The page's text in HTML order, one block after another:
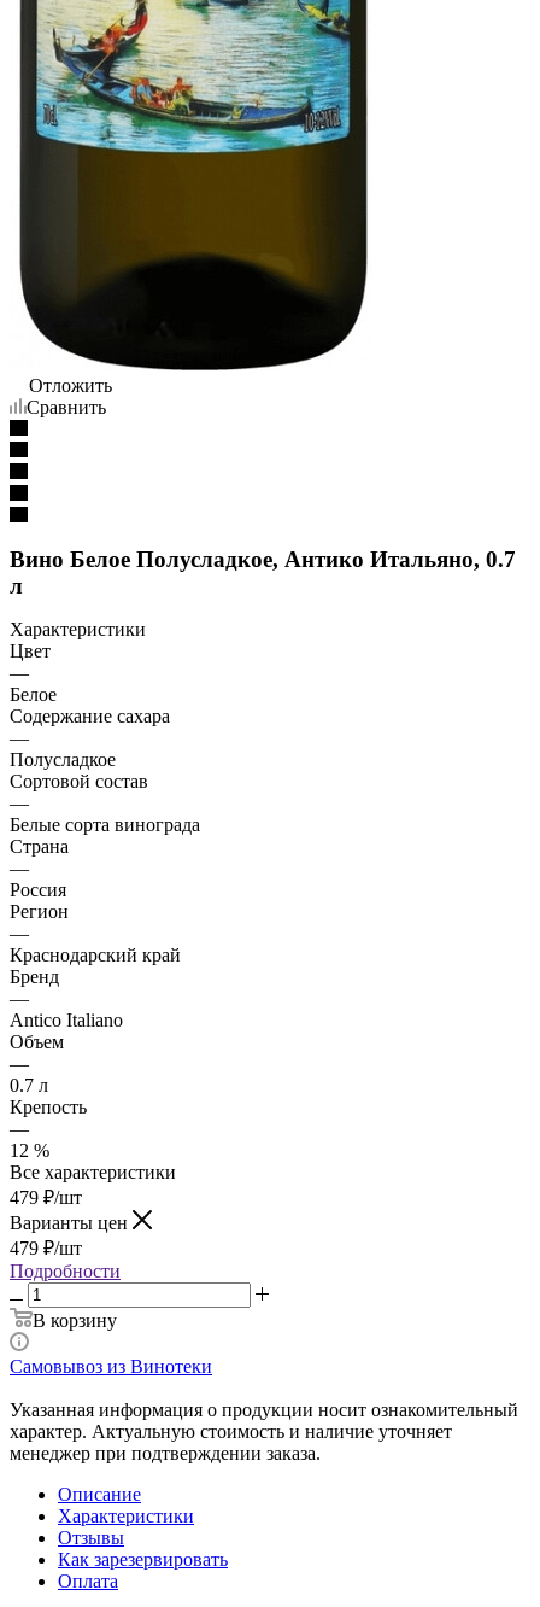
Отложить
Сравнить
Вино Белое Полусладкое, Антико Итальяно, 0.7
л
Характеристики
Цвет
—
Белое
Содержание сахара
—
Полусладкое
Сортовой состав
—
Белые сорта винограда
Страна
—
Россия
Регион
—
Краснодарский край
Бренд
—
Antico Italiano
Объем
—
0.7 л
Крепость
—
12 %
Все характеристики
479 ₽/шт
Варианты цен
479 ₽/шт
Подробности
В корзину
Самовывоз из Винотеки
Указанная информация о продукции носит ознакомительный
характер. Актуальную стоимость и наличие уточняет
менеджер при подтверждении заказа.
Описание
Характеристики
Отзывы
Как зарезервировать
Оплата